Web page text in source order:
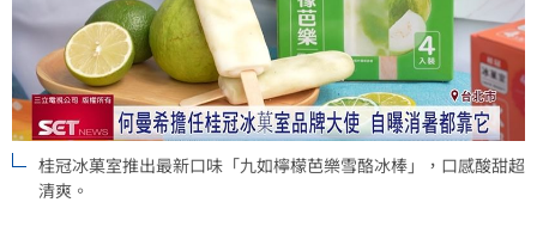
桂冠冰菓室推出最新口味「九如檸檬芭樂雪酪冰棒」，口感酸甜超
清爽。